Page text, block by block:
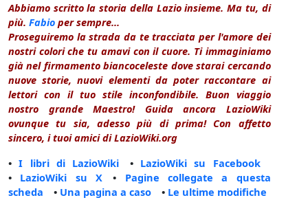
Abbiamo scritto la storia della Lazio insieme. Ma tu, di
più. Fabio per sempre...
Proseguiremo la strada da te tracciata per l'amore dei
nostri colori che tu amavi con il cuore. Ti immaginiamo
già nel firmamento biancoceleste dove starai cercando
nuove storie, nuovi elementi da poter raccontare ai
lettori con il tuo stile inconfondibile. Buon viaggio
nostro grande Maestro! Guida ancora LazioWiki
ovunque tu sia, adesso più di prima! Con affetto
sincero, i tuoi amici di LazioWiki.org
•I libri di LazioWiki • LazioWiki su Facebook
• LazioWiki su X • Pagine collegate a questa
scheda • Una pagina a caso • Le ultime modifiche